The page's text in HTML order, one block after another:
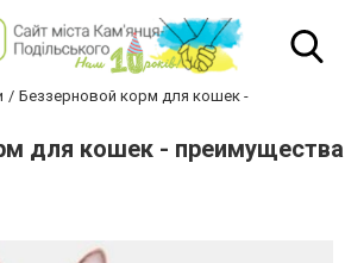
Беззерновой корм для кошек -
для кошек - преимущества